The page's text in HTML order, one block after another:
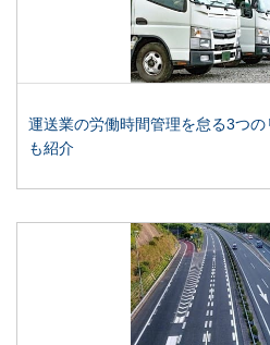
運送業の労働時間管理を怠る3つ
も紹介